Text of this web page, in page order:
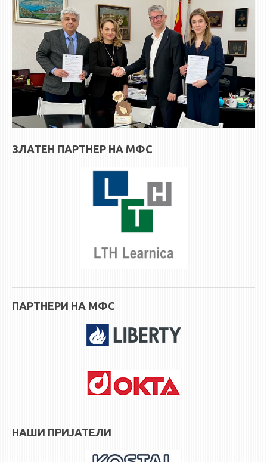
ЗЛАТЕН ПАРТНЕР НА МФС
ПАРТНЕРИ НА МФС
НАШИ ПРИЈАТЕЛИ